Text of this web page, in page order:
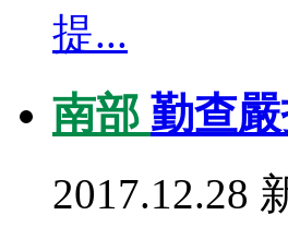
提...
南部 勤查
2017.12.28